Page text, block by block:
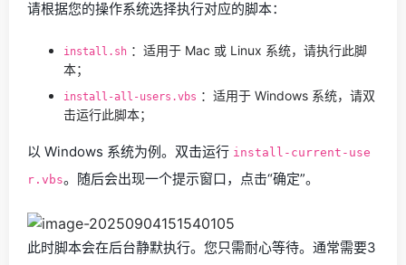
请根据您的操作系统选择执行对应的脚本：
install.sh ：适用于 Mac 或 Linux 系统，请执行此脚
本；
install-all-users.vbs ：适用于 Windows 系统，请双
击运行此脚本；
以 Windows 系统为例。双击运行 install-current-use
r.vbs。随后会出现一个提示窗口，点击“确定”。
此时脚本会在后台静默执行。您只需耐心等待。通常需要3